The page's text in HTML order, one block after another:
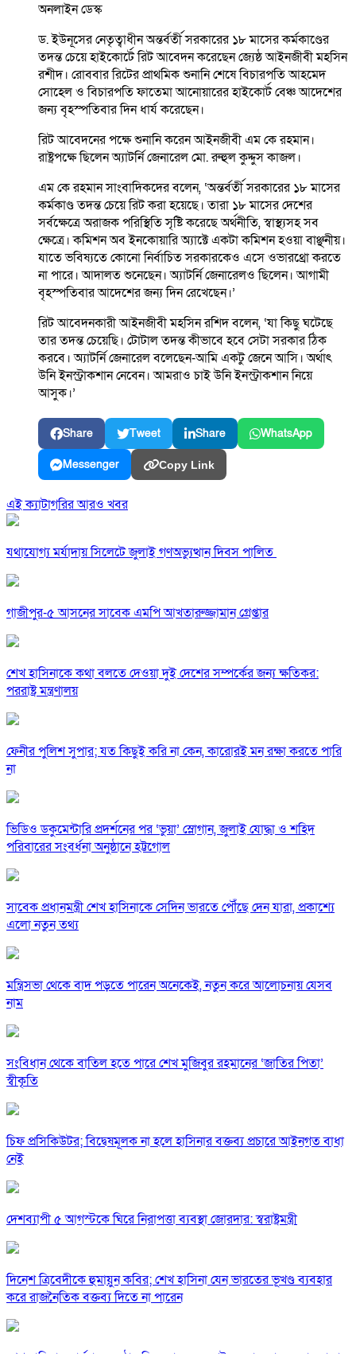
অনলাইন ডেস্ক
ড. ইউনূসের নেতৃত্বাধীন অন্তর্বর্তী সরকারের ১৮ মাসের কর্মকাণ্ডের
তদন্ত চেয়ে হাইকোর্টে রিট আবেদন করেছেন জ্যেষ্ঠ আইনজীবী মহসিন
রশীদ। রোববার রিটের প্রাথমিক শুনানি শেষে বিচারপতি আহমেদ
সোহেল ও বিচারপতি ফাতেমা আনোয়ারের হাইকোর্ট বেঞ্চ আদেশের
জন্য বৃহস্পতিবার দিন ধার্য করেছেন।
রিট আবেদনের পক্ষে শুনানি করেন আইনজীবী এম কে রহমান।
রাষ্ট্রপক্ষে ছিলেন অ্যাটর্নি জেনারেল মো. রুহুল কুদ্দুস কাজল।
এম কে রহমান সাংবাদিকদের বলেন, ‘অন্তর্বর্তী সরকারের ১৮ মাসের
কর্মকাণ্ড তদন্ত চেয়ে রিট করা হয়েছে। তারা ১৮ মাসের দেশের
সর্বক্ষেত্রে অরাজক পরিস্থিতি সৃষ্টি করেছে অর্থনীতি, স্বাস্থ্যসহ সব
ক্ষেত্রে। কমিশন অব ইনকোয়ারি অ্যাক্টে একটা কমিশন হওয়া বাঞ্ছনীয়।
যাতে ভবিষ্যতে কোনো নির্বাচিত সরকারকেও এসে ওভারথ্রো করতে
না পারে। আদালত শুনেছেন। অ্যাটর্নি জেনারেলও ছিলেন। আগামী
বৃহস্পতিবার আদেশের জন্য দিন রেখেছেন।’
রিট আবেদনকারী আইনজীবী মহসিন রশিদ বলেন, ‘যা কিছু ঘটেছে
তার তদন্ত চেয়েছি। টোটাল তদন্ত কীভাবে হবে সেটা সরকার ঠিক
করবে। অ্যাটর্নি জেনারেল বলেছেন-আমি একটু জেনে আসি। অর্থাৎ
উনি ইনস্ট্রাকশান নেবেন। আমরাও চাই উনি ইনস্ট্রাকশান নিয়ে
আসুক।’
Share Tweet Share WhatsApp
Messenger Copy Link
এই ক্যাটাগরির আরও খবর
যথাযোগ্য মর্যাদায় সিলেটে জুলাই গণঅভ্যুত্থান দিবস পালিত
গাজীপুর-৫ আসনের সাবেক এমপি আখতারুজ্জামান গ্রেপ্তার
শেখ হাসিনাকে কথা বলতে দেওয়া দুই দেশের সম্পর্কের জন্য ক্ষতিকর:
পররাষ্ট্র মন্ত্রণালয়
ফেনীর পুলিশ সুপার; যত কিছুই করি না কেন, কারোরই মন রক্ষা করতে পারি
না
ভিডিও ডকুমেন্টারি প্রদর্শনের পর ‘ভুয়া’ স্লোগান, জুলাই যোদ্ধা ও শহিদ
পরিবারের সংবর্ধনা অনুষ্ঠানে হট্টগোল
সাবেক প্রধানমন্ত্রী শেখ হাসিনাকে সেদিন ভারতে পৌঁছে দেন যারা, প্রকাশ্যে
এলো নতুন তথ্য
মন্ত্রিসভা থেকে বাদ পড়তে পারেন অনেকেই, নতুন করে আলোচনায় যেসব
নাম
সংবিধান থেকে বাতিল হতে পারে শেখ মুজিবুর রহমানের ‘জাতির পিতা’
স্বীকৃতি
চিফ প্রসিকিউটর; বিদ্বেষমূলক না হলে হাসিনার বক্তব্য প্রচারে আইনগত বাধা
নেই
দেশব্যাপী ৫ আগস্টকে ঘিরে নিরাপত্তা ব্যবস্থা জোরদার: স্বরাষ্ট্রমন্ত্রী
দিনেশ ত্রিবেদীকে হুমায়ুন কবির; শেখ হাসিনা যেন ভারতের ভূখণ্ড ব্যবহার
করে রাজনৈতিক বক্তব্য দিতে না পারেন